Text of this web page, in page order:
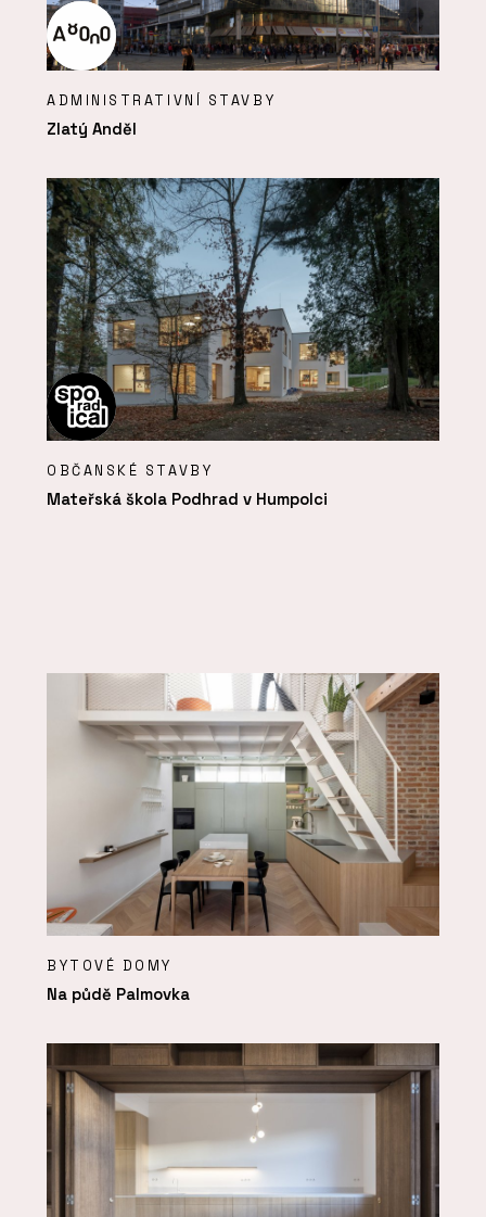
ADMINISTRATIVNÍ STAVBY
Zlatý Anděl
OBČANSKÉ STAVBY
Mateřská škola Podhrad v Humpolci
BYTOVÉ DOMY
Na půdě Palmovka